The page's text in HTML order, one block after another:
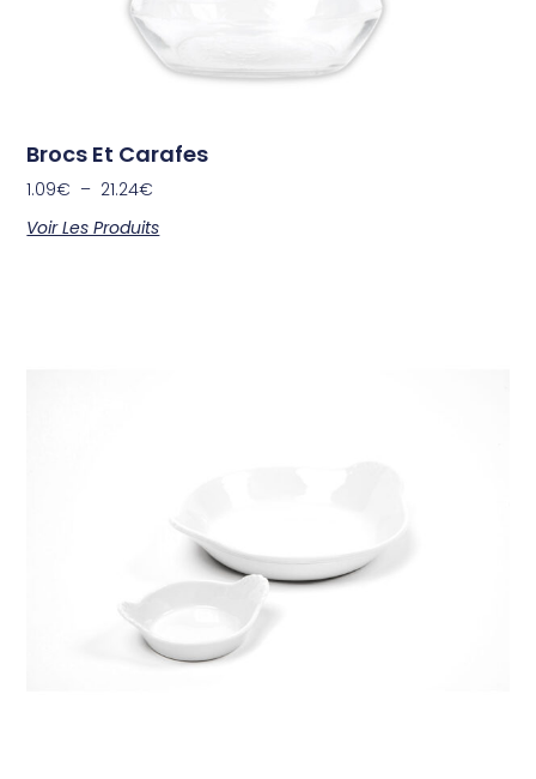
Brocs Et Carafes
1.09€ – 21.24€
Voir Les Produits